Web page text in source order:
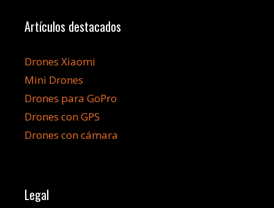
Artículos destacados
Drones Xiaomi
Mini Drones
Drones para GoPro
Drones con GPS
Drones con cámara
Legal